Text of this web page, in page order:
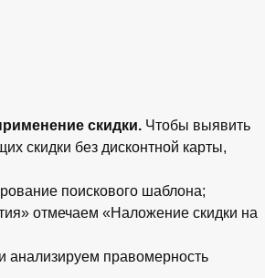
скидки. Чтобы выявить
скидки без дисконтной карты,
поискового шаблона;
отмечаем «Наложение скидки на
анализируем правомерность